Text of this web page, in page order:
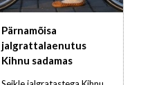
Pärnamõisa
jalgrattalaenutus
Kihnu sadamas